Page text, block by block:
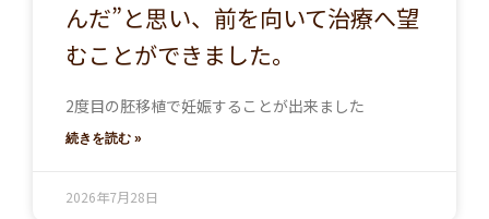
んだ”と思い、前を向いて治療へ望
むことができました。
2度目の胚移植で妊娠することが出来ました
続きを読む »
2026年7月28日